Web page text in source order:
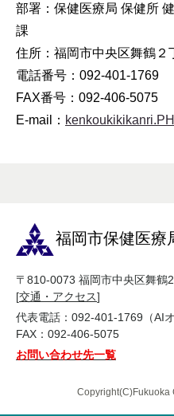
部署：保健医療局 保健所
課
住所：福岡市中央区舞鶴２
電話番号：092-401-1769
FAX番号：092-406-5075
E-mail：
福岡市保健医療
〒810-0073 福岡市中央区舞鶴
[交通・アクセス]
代表電話：092-401-1769（AI
FAX：092-406-5075
お問い合わせ先一覧
Copyright(C)Fukuoka